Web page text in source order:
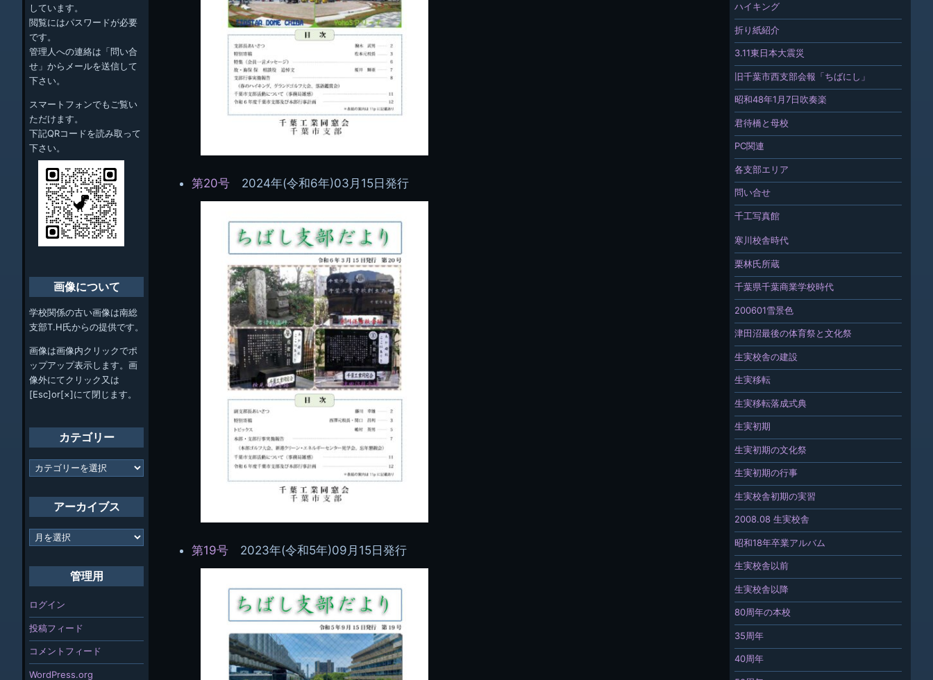
第20号 2024年(令和6年)03月15日発行
第19号 2023年(令和5年)09月15日発行
ハイキング
折り紙紹介
3.11東日本大震災
旧千葉市西支部会報「ちばにし」
昭和48年1月7日吹奏楽
君待橋と母校
PC関連
各支部エリア
問い合せ
千工写真館
寒川校舎時代
栗林氏所蔵
千葉県千葉商業学校時代
200601雪景色
津田沼最後の体育祭と文化祭
生実校舎の建設
生実移転
生実移転落成式典
生実初期
生実初期の文化祭
生実初期の行事
生実校舎初期の実習
2008.08 生実校舎
昭和18年卒業アルバム
生実校舎以前
生実校舎以降
80周年の本校
35周年
40周年
しています。
閲覧にはパスワードが必要
です。
管理人への連絡は「問い合
せ」からメールを送信して
下さい。
スマートフォンでもご覧い
ただけます。
下記QRコードを読み取って
下さい。
画像について
学校関係の古い画像は南総
支部T.H氏からの提供です。
画像は画像内クリックでポ
ップアップ表示します。画
像外にてクリック又は
[Esc]or[×]にて閉じます。
カテゴリー
カ
テ
ー
アーカイブス
ア
ー
管理用
ログイン
投稿フィード
コメントフィード
WordPress.org